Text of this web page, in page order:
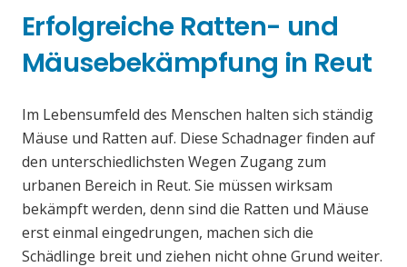
Erfolgreiche Ratten- und
Mäusebekämpfung in Reut
Im Lebensumfeld des Menschen halten sich ständig
Mäuse und Ratten auf. Diese Schadnager finden auf
den unterschiedlichsten Wegen Zugang zum
urbanen Bereich in Reut. Sie müssen wirksam
bekämpft werden, denn sind die Ratten und Mäuse
erst einmal eingedrungen, machen sich die
Schädlinge breit und ziehen nicht ohne Grund weiter.